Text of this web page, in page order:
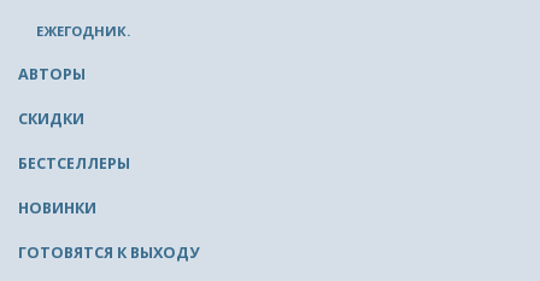
ЕЖЕГОДНИК.
АВТОРЫ
СКИДКИ
БЕСТСЕЛЛЕРЫ
НОВИНКИ
ГОТОВЯТСЯ К ВЫХОДУ